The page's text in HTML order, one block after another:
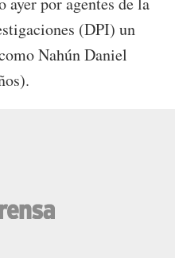
(DPI) un
Nahún Daniel